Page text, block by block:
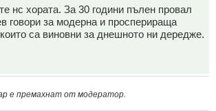
нс хората. За 30 години пълен провал
говори за модерна и просперираща
са виновни за днешното ни дередже.
е премахнат от модератор.